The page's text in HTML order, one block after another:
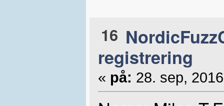
16
registrering
« på: 28. sep,